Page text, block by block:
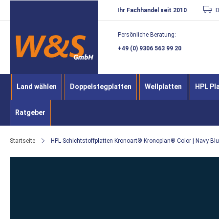
Direkt
zum
Inhalt
Ihr Fachhandel seit 2010
Persönliche Beratung:
+49 (0) 9306 563 99 20
Land wählen Doppelstegplatten Wellplatten HPL
Ratgeber
Startseite HPL-Schichtstoffplatten Kronoart® Kronoplan® Color | Navy